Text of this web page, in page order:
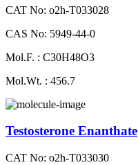
CAT No: o2h-T033028
CAS No: 5949-44-0
Mol.F. : C30H48O3
Mol.Wt. : 456.7
Testosterone Enanthate
CAT No: o2h-T033030